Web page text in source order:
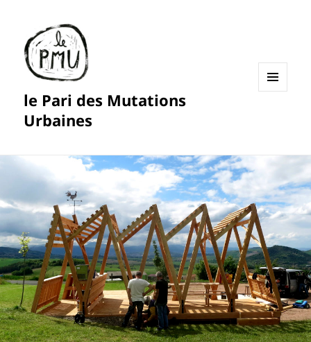
le Pari des Mutations
Urbaines